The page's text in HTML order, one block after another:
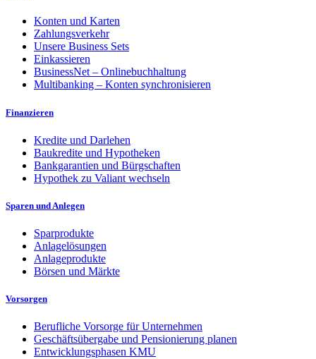
Konten und Karten
Zahlungsverkehr
Unsere Business Sets
Einkassieren
BusinessNet – Onlinebuchhaltung
Multibanking – Konten synchronisieren
Finanzieren
Kredite und Darlehen
Baukredite und Hypotheken
Bankgarantien und Bürgschaften
Hypothek zu Valiant wechseln
Sparen und Anlegen
Sparprodukte
Anlagelösungen
Anlageprodukte
Börsen und Märkte
Vorsorgen
Berufliche Vorsorge für Unternehmen
Geschäftsübergabe und Pensionierung planen
Entwicklungsphasen KMU